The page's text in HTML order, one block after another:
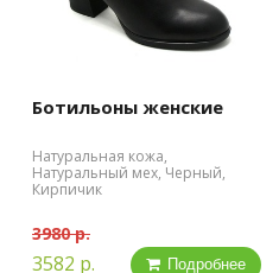
Ботильоны женские
Натуральная кожа,
Натуральный мех, Черный,
Кирпичик
3980 р.
3582 р. Подробнее